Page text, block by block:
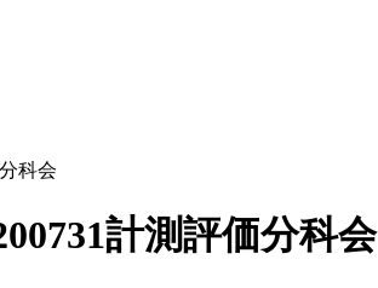
科会
計測評価分科会